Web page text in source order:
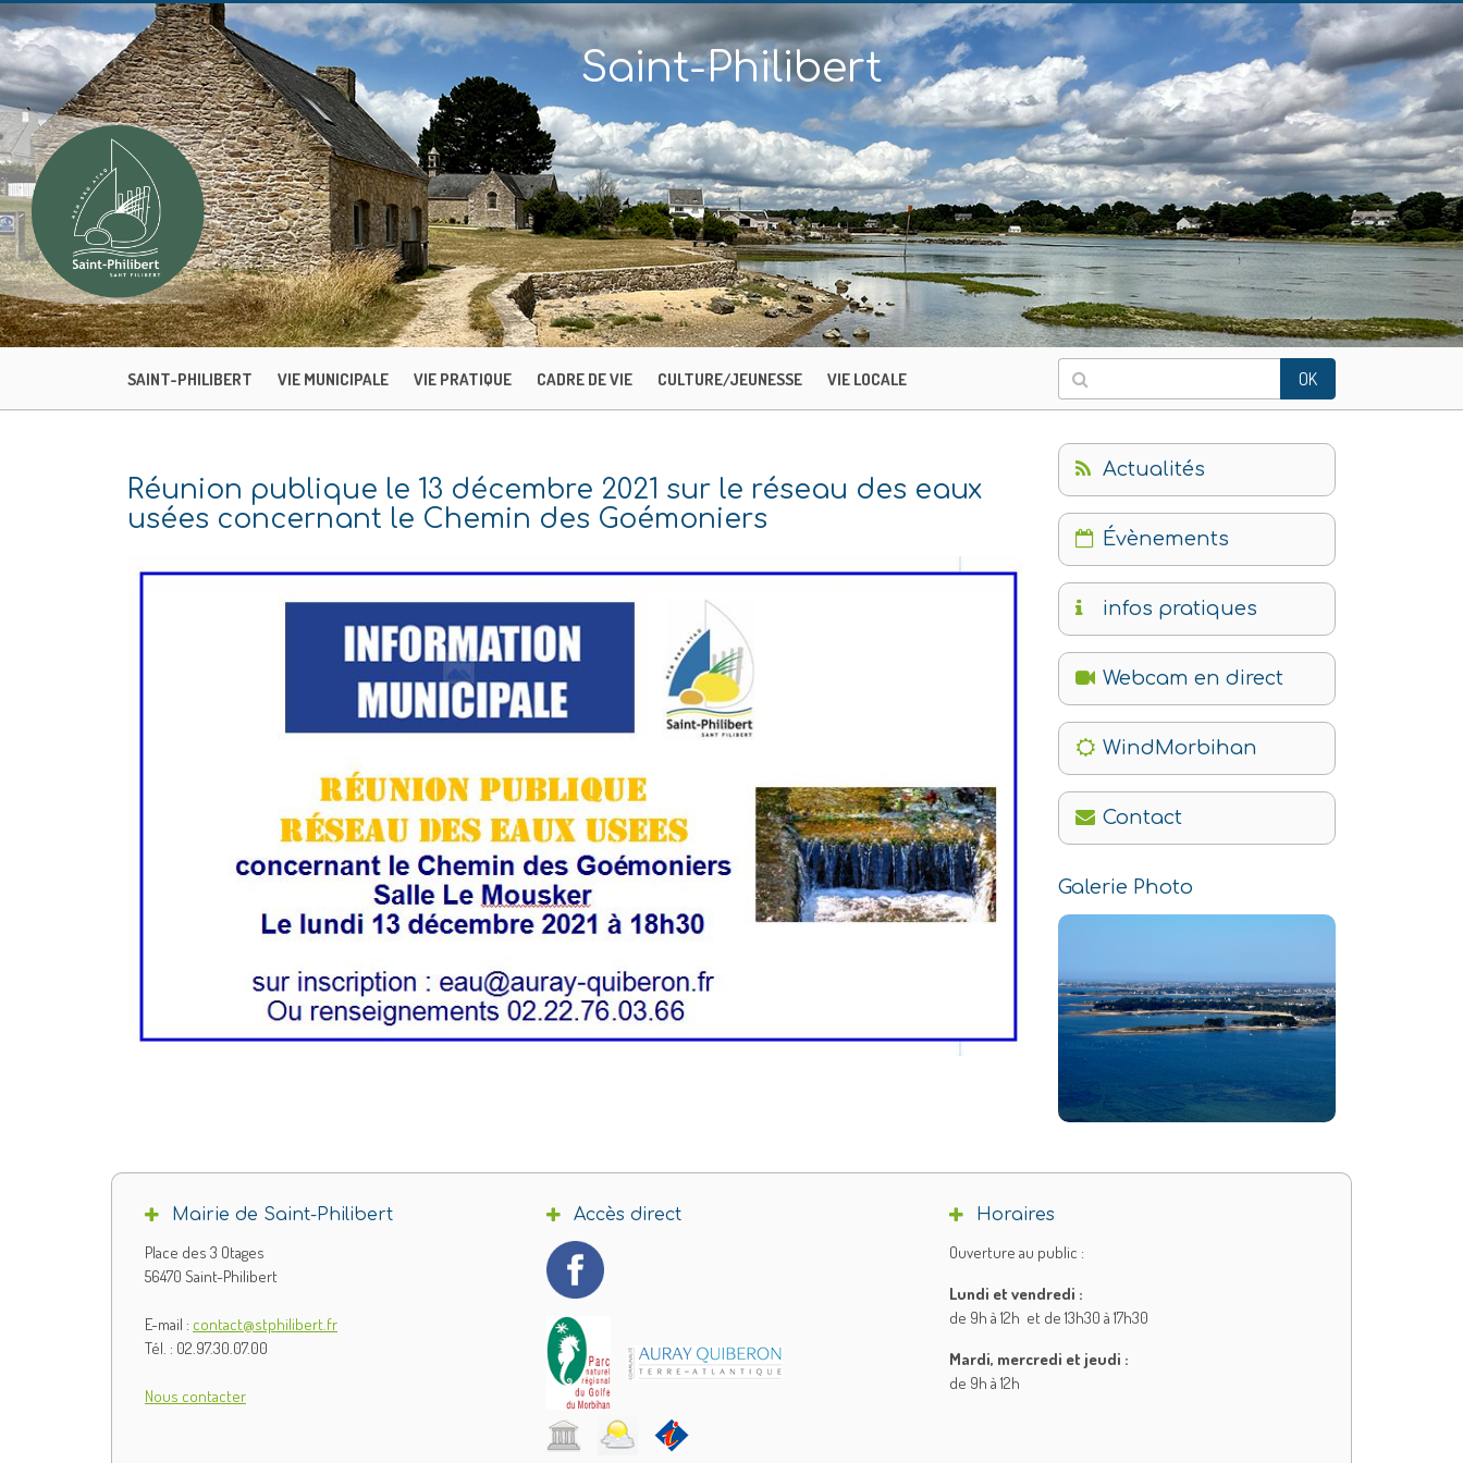
Saint-Philibert
SAINT-PHILIBERT VIE MUNICIPALE VIE PRATIQUE CADRE DE VIE CULTURE/JEUNESSE VIE LOCALE OK
Réunion publique le 13 décembre 2021 sur le réseau des eaux
usées concernant le Chemin des Goémoniers
Actualités
Évènements
infos pratiques
Webcam en direct
WindMorbihan
Contact
Galerie Photo
Mairie de Saint-Philibert
Place des 3 Otages
56470 Saint-Philibert
E-mail : contact@stphilibert.fr
Tél. : 02.97.30.07.00
Nous contacter
Accès direct Horaires
Ouverture au public :
Lundi et vendredi :
de 9h à 12h et de 13h30 à 17h30
Mardi, mercredi et jeudi :
de 9h à 12h